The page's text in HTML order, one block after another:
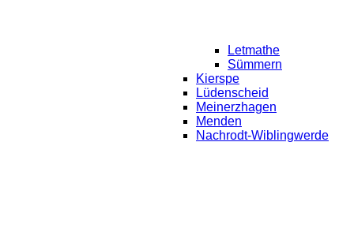
Letmathe
Sümmern
Kierspe
Lüdenscheid
Meinerzhagen
Menden
Nachrodt-Wiblingwerde